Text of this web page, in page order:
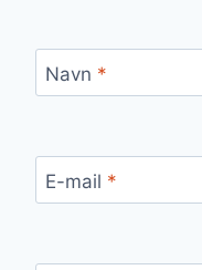
Navn *
E-mail *